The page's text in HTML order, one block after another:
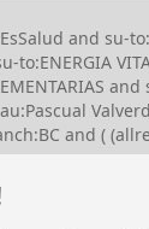
and su-to:
to:ENERGIA
and (